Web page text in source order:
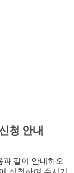
청 안내
과 같이 안내하오